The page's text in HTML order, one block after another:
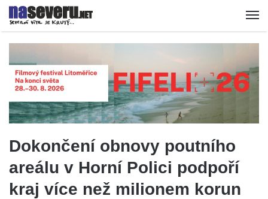
Dokončení obnovy poutního
areálu v Horní Polici podpoří
kraj více než milionem korun